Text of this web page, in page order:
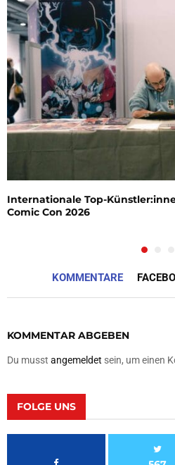
Internationale Top-
Comic Con 2026
KOMMENTARE
KOMMENTAR ABGEBEN
Du musst angemeldet sein, um einen
FOLGE UNS